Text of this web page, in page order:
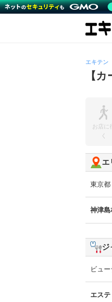
エキテン
【
お店に
く
エ
東京都
神津島
ジ
ビュ
エステ